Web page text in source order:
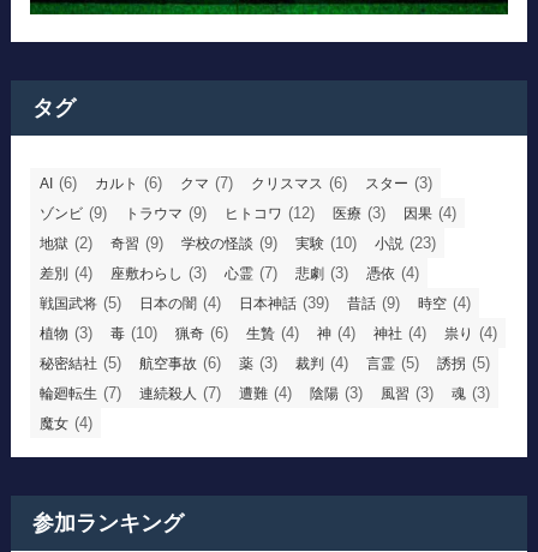
タグ
AI (6) カルト (6) クマ (7) クリスマス (6) スター (3)
ゾンビ (9) トラウマ (9) ヒトコワ (12) 医療 (3) 因果 (4)
地獄 (2) 奇習 (9) 学校の怪談 (9) 実験 (10) 小説 (23)
差別 (4) 座敷わらし (3) 心霊 (7) 悲劇 (3) 憑依 (4)
戦国武将 (5) 日本の闇 (4) 日本神話 (39) 昔話 (9) 時空 (4)
植物 (3) 毒 (10) 猟奇 (6) 生贄 (4) 神 (4) 神社 (4) 祟り (4)
秘密結社 (5) 航空事故 (6) 薬 (3) 裁判 (4) 言霊 (5) 誘拐 (5)
輪廻転生 (7) 連続殺人 (7) 遭難 (4) 陰陽 (3) 風習 (3) 魂 (3)
魔女 (4)
参加ランキング